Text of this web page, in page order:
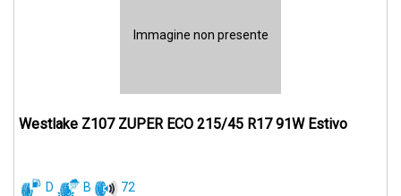
Immagine non presente
Westlake Z107 ZUPER ECO 215/45 R17 91W Estivo
D B 72